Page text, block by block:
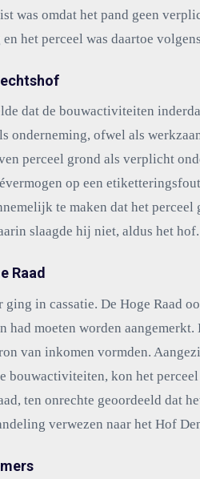
was omdat het pand geen
het perceel was daartoe
dat de bouwactiviteiten
onderneming, ofwel als
perceel grond als verplicht
op een
te maken dat het
slaagde hij niet, aldus het hof.
Raad
in cassatie. De Hoge Raad
had moeten worden
van inkomen vormden.
bouwactiviteiten, kon het
ten onrechte geoordeeld dat
verwezen naar het Hof